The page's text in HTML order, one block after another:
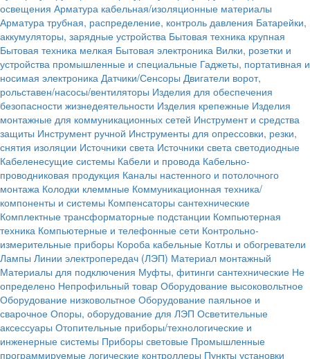
освещения Арматура кабельная/изоляционные материалы
Арматура трубная, распределение, контроль давления Батарейки,
аккумуляторы, зарядные устройства Бытовая техника крупная
Бытовая техника мелкая Бытовая электроника Вилки, розетки и
устройства промышленные и специальные Гаджеты, портативная и
носимая электроника Датчики/Сенсоры Двигатели ворот,
рольставен/насосы/вентиляторы Изделия для обеспечения
безопасности жизнедеятельности Изделия крепежные Изделия
монтажные для коммуникационных сетей Инструмент и средства
защиты Инструмент ручной Инструменты для опрессовки, резки,
снятия изоляции Источники света Источники света светодиодные
Кабеленесущие системы Кабели и провода Кабельно-
проводниковая продукция Каналы настенного и потолочного
монтажа Колодки клеммные Коммуникационная техника/
компоненты и системы Компенсаторы сантехнические
Комплектные трансформаторные подстанции Компьютерная
техника Компьютерные и телефонные сети Контрольно-
измерительные приборы Короба кабельные Котлы и обогреватели
Лампы Линии электропередач (ЛЭП) Материал монтажный
Материалы для подключения Муфты, фитинги сантехнические Не
определено Непрофильный товар Оборудование высоковольтное
Оборудование низковольтное Оборудование паяльное и
сварочное Опоры, оборудование для ЛЭП Осветительные
аксессуары Отопительные приборы/технологические и
инженерные системы Приборы световые Промышленные
программируемые логические контроллеры Пункты установки